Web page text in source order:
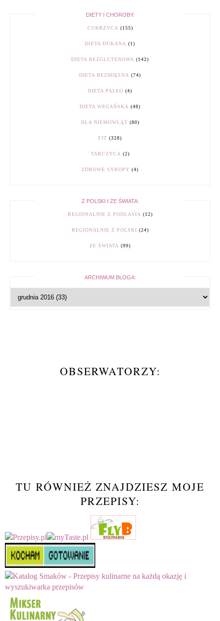
DIETY I CHOROBY:
CUKRZYCA (155)
DIETA DUKANA (1)
DIETA BEZGLUTENOWA (142)
DIETA BEZMIĘSNA (74)
DIETA PALEO (4)
DIETA WEGAŃSKA (48)
DLA NIEMOWLĄT (80)
FIT (328)
TARCZYCA (2)
ZDROWE SYROPY (4)
Z POLSKI I ZE ŚWIATA:
REGIONALNIE Z PODLASIA (12)
REGIONALNIE Z POLSKI (24)
ZE ŚWIATA (99)
ARCHIWUM BLOGA:
OBSERWATORZY:
TU RÓWNIEŻ ZNAJDZIESZ MOJE
PRZEPISY: